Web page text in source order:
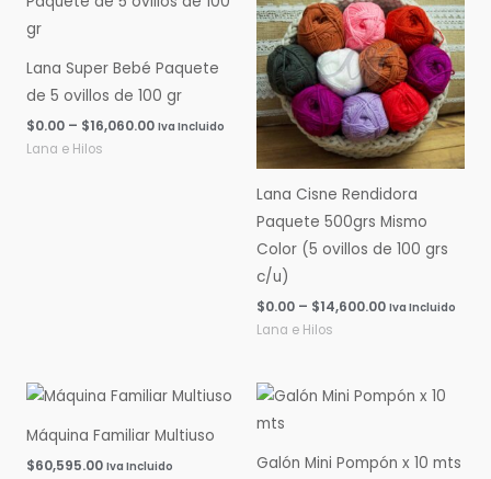
Lana Super Bebé Paquete
de 5 ovillos de 100 gr
$0.00 – $16,060.00
$16,060.00
Iva Incluido
Lana e Hilos
Lana Cisne Rendidora
Paquete 500grs Mismo
Color (5 ovillos de 100 grs
c/u)
$0.00 – $14,600.00
desde
$0.00
hasta
$14,600.00
Iva Incluido
Lana e Hilos
Máquina Familiar Multiuso
$60,595.00 Iva Incluido Galón Mini Pompón x 10 mts